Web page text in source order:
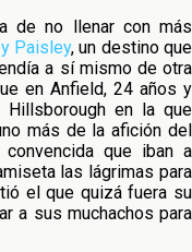
de no llenar con más
Paisley, un destino que
a sí mismo de otra
en Anfield, 24 años y
en la que
más de la afición del
que iban a
las lágrimas para
el que quizá fuera su
a sus muchachos para